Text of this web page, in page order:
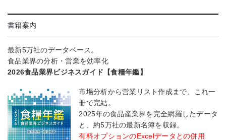
書籍案内
最新5万社のデータベース。
食品業界の分析・営業を効率化
2026食品業界ビジネスガイド【食糧年鑑】
市場分析から営業リスト作成まで、これ一
冊で完結。
2025年の食品産業界を完全網羅したデータ
と、約5万社の最新名簿を収録。
有料オプションのExcelデータとの併用